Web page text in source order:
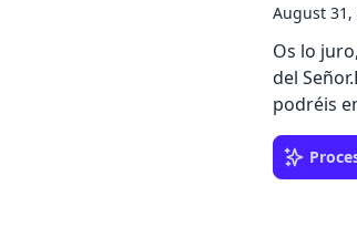
August 31,
Os lo
del
podréis